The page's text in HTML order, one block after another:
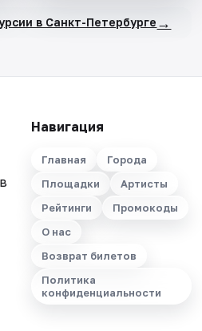
в Санкт-Петербурге →
Навигация
Главная
Города
Площадки
Артисты
Рейтинги
Промокоды
О нас
Возврат билетов
Политика
конфиденциальности